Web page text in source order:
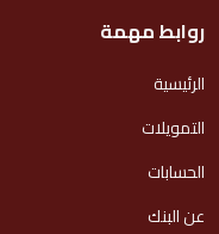
روابط مهمة
الرئيسية
التمويلات
الحسابات
عن البنك